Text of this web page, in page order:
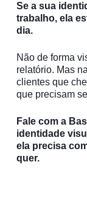
Se a sua
trabalho, ela
dia.
Não de forma
relatório. Mas
clientes que
que precisam
Fale com a
identidade
ela precisa
quer.